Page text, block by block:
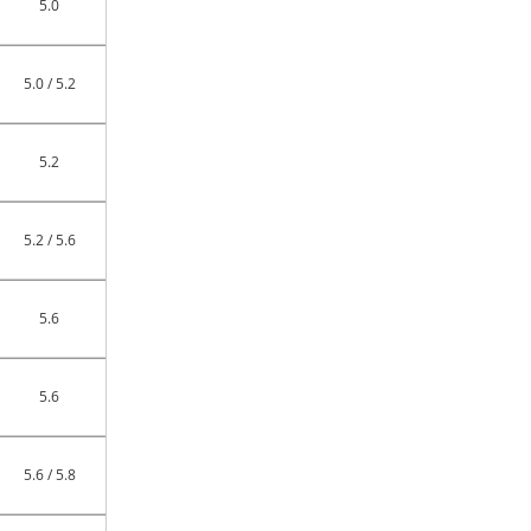
5.0
5.0 / 5.2
5.2
5.2 / 5.6
5.6
5.6
5.6 / 5.8